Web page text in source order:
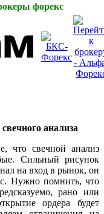
форекс
анализа
что свечной анализ
Сильный рисунок
на вход в рынок, он
Нужно помнить, что
рано или
ордера будет